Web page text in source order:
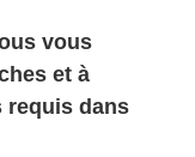
vous
et à
requis dans